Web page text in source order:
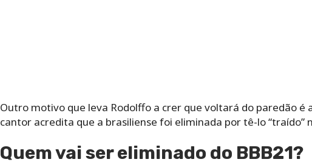
Outro motivo que leva Rodolffo a crer que voltará do paredão é
cantor acredita que a brasiliense foi eliminada por tê-lo “traído”
Quem vai ser eliminado do BBB21?